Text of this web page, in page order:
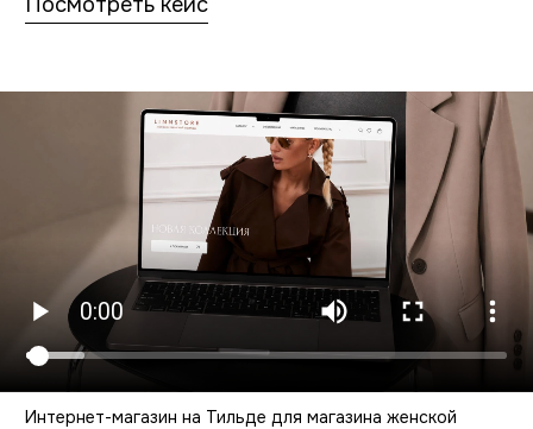
Перед запуском мы проверяем скорость
с админ-панелью. Это похоже на настройку
сложного инструмента перед тем, как
он начинает работать каждый день.
После запуска проект не «замораживается».
Бизнес меняется, появляются новые задачи,
расширяется ассортимент, меняется
логистика и сценарии продаж. Поэтому
интернет-магазин обычно развивается
постепенно, как любая живая система.
И здесь особенно важна возможность
ощущения, что его нужно собирать заново.
Этап 6. Поддержка и развитие